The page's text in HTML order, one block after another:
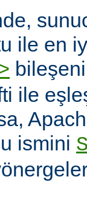
ile en
ile
ismini